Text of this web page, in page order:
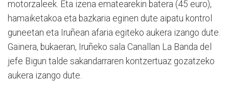
motorzaleek. Eta izena ematearekin batera (45 euro),
hamaiketakoa eta bazkaria eginen dute aipatu kontrol
guneetan eta Iruñean afaria egiteko aukera izango dute.
Gainera, bukaeran, Iruñeko sala Canallan La Banda del
jefe Bigun talde sakandarraren kontzertuaz gozatzeko
aukera izango dute.